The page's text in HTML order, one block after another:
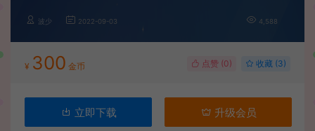
波少 2022-09-03 4,588
¥ 300 金币 点赞 (0) 收藏 (3)
立即下载 升级会员